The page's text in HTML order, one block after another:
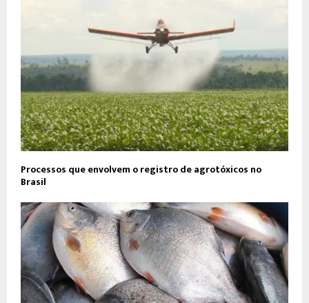
Processos que envolvem o registro de agrotóxicos no
Brasil